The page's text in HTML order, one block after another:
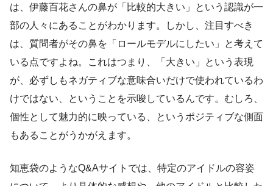
は、伊藤百花さんの鼻が「比較的大きい」という認識が一
部の人々にあることがわかります。しかし、注目すべき
は、質問者がその鼻を「ロールモデルにしたい」と考えて
いる点ですよね。これはつまり、「大きい」という表現
が、必ずしもネガティブな意味合いだけで使われているわ
けではない、ということを示唆しているんです。むしろ、
個性として魅力的に映っている、というポジティブな側面
もあることがうかがえます。
知恵袋のようなQ&Aサイトでは、特定のアイドルの容姿